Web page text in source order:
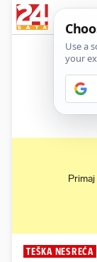
News
TEŠKA NESREĆA